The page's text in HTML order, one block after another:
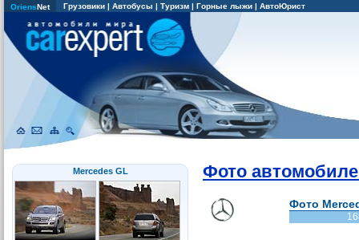
OriensNet Грузовики | Автобусы | Туризм | Горные лыжи | АвтоЮрист
Mercedes GL Фото
Фото